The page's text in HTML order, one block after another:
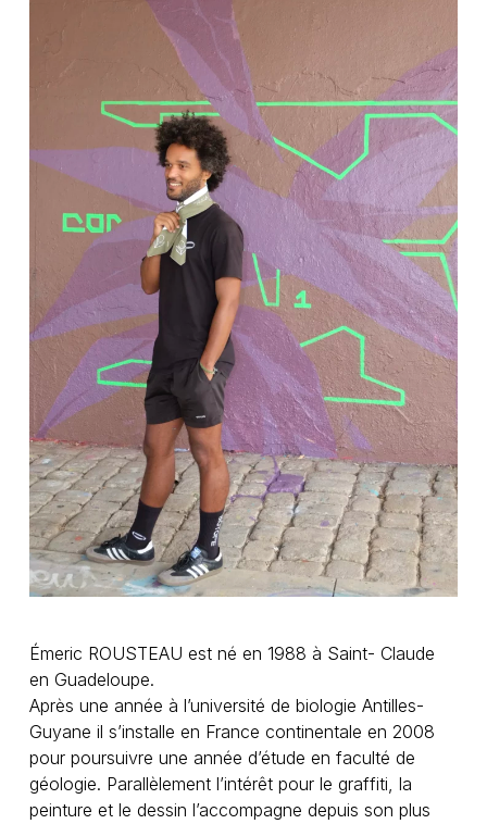
Émeric ROUSTEAU est né en 1988 à Saint- Claude
en Guadeloupe.
Après une année à l’université de biologie Antilles-
Guyane il s’installe en France continentale en 2008
pour poursuivre une année d’étude en faculté de
géologie. Parallèlement l’intérêt pour le graffiti, la
peinture et le dessin l’accompagne depuis son plus